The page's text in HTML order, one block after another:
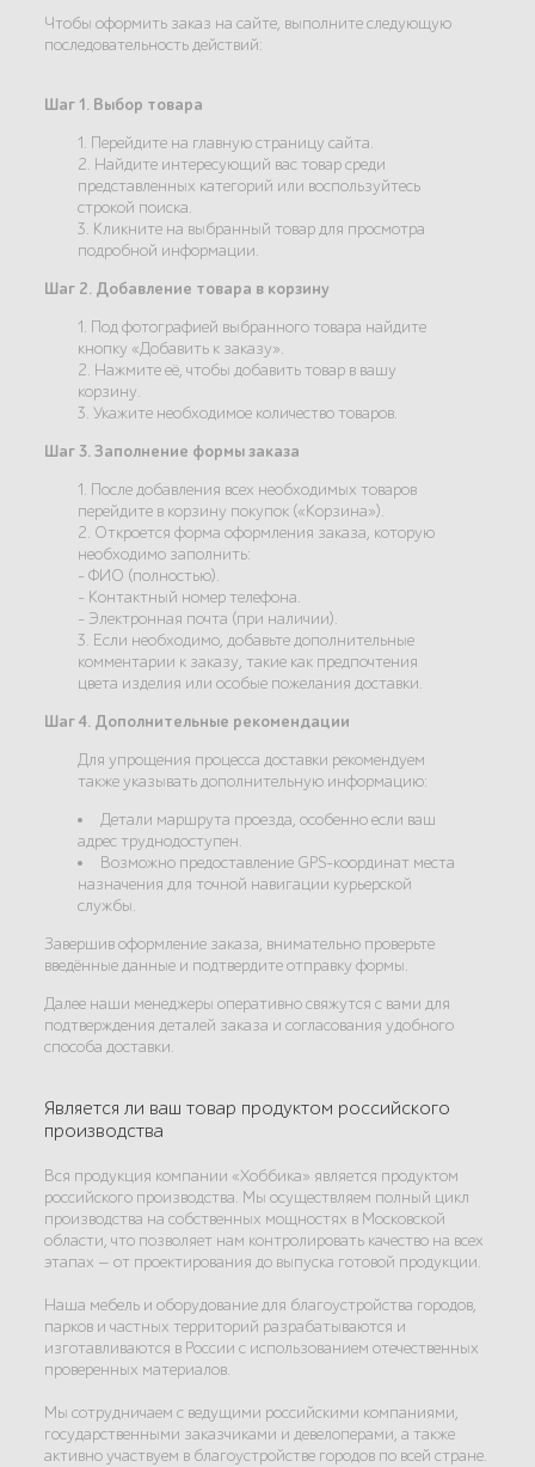
Чтобы оформить заказ на сайте, выполните следующую
последовательность действий:
Шаг 1. Выбор товара
1. Перейдите на главную страницу сайта.
2. Найдите интересующий вас товар среди
представленных категорий или воспользуйтесь
строкой поиска.
3. Кликните на выбранный товар для просмотра
подробной информации.
Шаг 2. Добавление товара в корзину
1. Под фотографией выбранного товара найдите
кнопку «Добавить к заказу».
2. Нажмите её, чтобы добавить товар в вашу
корзину.
3. Укажите необходимое количество товаров.
Шаг 3. Заполнение формы заказа
1. После добавления всех необходимых товаров
перейдите в корзину покупок («Корзина»).
2. Откроется форма оформления заказа, которую
необходимо заполнить:
- ФИО (полностью).
- Контактный номер телефона.
- Электронная почта (при наличии).
3. Если необходимо, добавьте дополнительные
комментарии к заказу, такие как предпочтения
цвета изделия или особые пожелания доставки.
Шаг 4. Дополнительные рекомендации
Для упрощения процесса доставки рекомендуем
также указывать дополнительную информацию:
Детали маршрута проезда, особенно если ваш
адрес труднодоступен.
Возможно предоставление GPS-координат места
назначения для точной навигации курьерской
службы.
Завершив оформление заказа, внимательно проверьте
введённые данные и подтвердите отправку формы.
Далее наши менеджеры оперативно свяжутся с вами для
подтверждения деталей заказа и согласования удобного
способа доставки.
Является ли ваш товар продуктом российского
производства
Вся продукция компании «Хоббика» является продуктом
российского производства. Мы осуществляем полный цикл
производства на собственных мощностях в Московской
области, что позволяет нам контролировать качество на всех
этапах — от проектирования до выпуска готовой продукции.
Наша мебель и оборудование для благоустройства городов,
парков и частных территорий разрабатываются и
изготавливаются в России с использованием отечественных
проверенных материалов.
Мы сотрудничаем с ведущими российскими компаниями,
государственными заказчиками и девелоперами, а также
активно участвуем в благоустройстве городов по всей стране.